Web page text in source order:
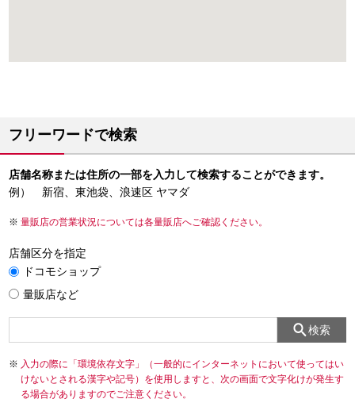
フリーワードで検索
店舗名称または住所の一部を入力して検索することができます。
例） 新宿、東池袋、浪速区 ヤマダ
量販店の営業状況については各量販店へご確認ください。
店舗区分を指定
ドコモショップ
量販店など
検索
入力の際に「環境依存文字」（一般的にインターネットにおいて使ってはい
けないとされる漢字や記号）を使用しますと、次の画面で文字化けが発生す
る場合がありますのでご注意ください。